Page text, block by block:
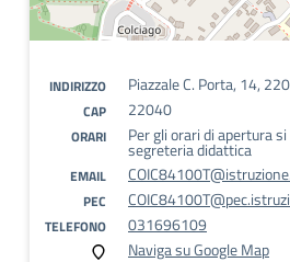
INDIRIZZO Piazzale C. Porta, 14,
CAP 22040
ORARI Per gli orari di apertura
segreteria didattica
EMAIL
PEC
TELEFONO
031696109
Naviga su Google Map